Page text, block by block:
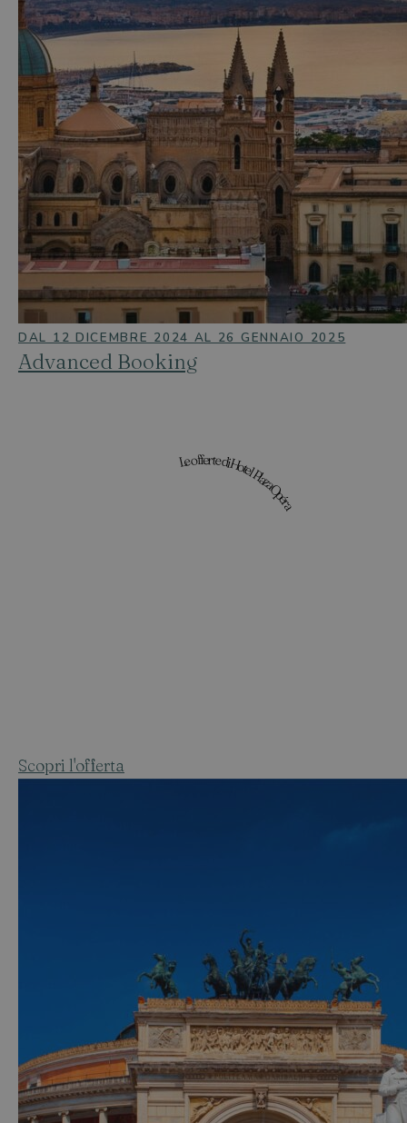
DAL 12 DICEMBRE 2024 AL 26 GENNAIO 2025
Advanced Booking
Le offerte di Hotel Plaza Opéra
Scopri l'offerta